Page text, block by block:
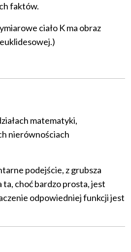
faktów.
ciało K ma obraz
matematyki,
nierównościach
podejście, z grubsza
choć bardzo prosta, jest
odpowiedniej funkcji jest